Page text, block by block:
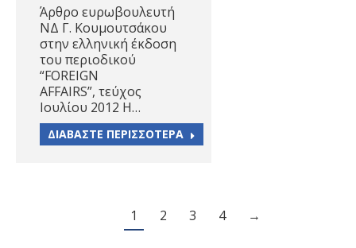
Άρθρο ευρωβουλευτή
ΝΔ Γ. Κουμουτσάκου
στην ελληνική έκδοση
του περιοδικού
“FOREIGN
AFFAIRS”, τεύχος
Ιουλίου 2012 Η…
ΔΙΑΒΑΣΤΕ ΠΕΡΙΣΣΟΤΕΡΑ
1 2 3 4 →